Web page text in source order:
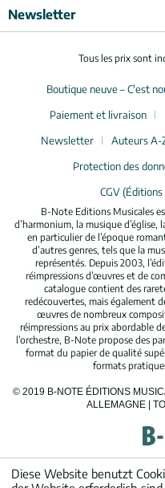
Newsletter
Tous les prix sont
Boutique neuve – C'est
Paiement et livraison
Newsletter
Auteurs A-
Protection des
CGV
B-Note Editions Musicales
d’harmonium, la musique
en particulier de l’époque
d’autres genres, tels que la
représentés. Depuis 2003,
réimpressions d’œuvres et de
catalogue contient des
redécouvertes, mais également
œuvres de nombreux
réimpressions au prix abordable
l’orchestre, B-Note propose des
format du papier de qualité
formats
© 2019 B-NOTE ÉDITIONS
ALLEMAGNE |
Diese Website benutzt